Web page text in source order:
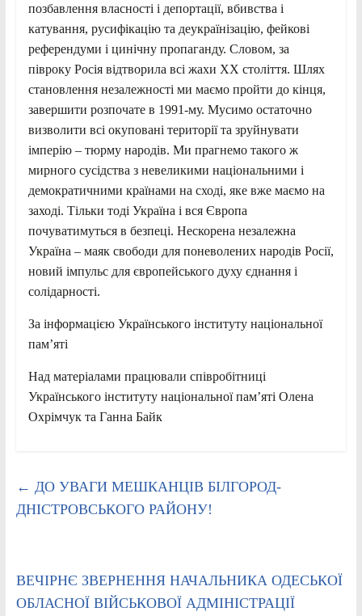
позбавлення власності і депортації, вбивства і
катування, русифікацію та деукраїнізацію, фейкові
референдуми і цинічну пропаганду. Словом, за
півроку Росія відтворила всі жахи ХХ століття. Шлях
становлення незалежності ми маємо пройти до кінця,
завершити розпочате в 1991-му. Мусимо остаточно
визволити всі окуповані території та зруйнувати
імперію – тюрму народів. Ми прагнемо такого ж
мирного сусідства з невеликими національними і
демократичними країнами на сході, яке вже маємо на
заході. Тільки тоді Україна і вся Європа
почуватимуться в безпеці. Нескорена незалежна
Україна – маяк свободи для поневолених народів Росії,
новий імпульс для європейського духу єднання і
солідарності.
За інформацією Українського інституту національної
пам’яті
Над матеріалами працювали співробітниці
Українського інституту національної пам’яті Олена
Охрімчук та Ганна Байк
← ДО УВАГИ МЕШКАНЦІВ БІЛГОРОД-
ДНІСТРОВСЬКОГО РАЙОНУ!
ВЕЧІРНЄ ЗВЕРНЕННЯ НАЧАЛЬНИКА ОДЕСЬКОЇ
ОБЛАСНОЇ ВІЙСЬКОВОЇ АДМІНІСТРАЦІЇ